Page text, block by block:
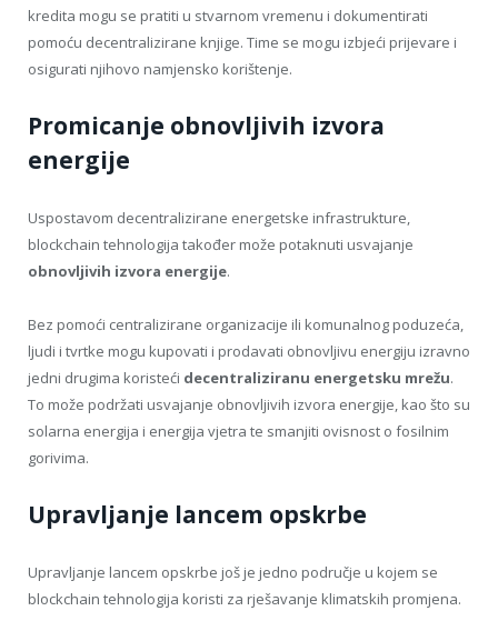
kredita mogu se pratiti u stvarnom vremenu i dokumentirati
pomoću decentralizirane knjige. Time se mogu izbjeći prijevare i
osigurati njihovo namjensko korištenje.
Promicanje obnovljivih izvora
energije
Uspostavom decentralizirane energetske infrastrukture,
blockchain tehnologija također može potaknuti usvajanje
obnovljivih izvora energije.
Bez pomoći centralizirane organizacije ili komunalnog poduzeća,
ljudi i tvrtke mogu kupovati i prodavati obnovljivu energiju izravno
jedni drugima koristeći decentraliziranu energetsku mrežu.
To može podržati usvajanje obnovljivih izvora energije, kao što su
solarna energija i energija vjetra te smanjiti ovisnost o fosilnim
gorivima.
Upravljanje lancem opskrbe
Upravljanje lancem opskrbe još je jedno područje u kojem se
blockchain tehnologija koristi za rješavanje klimatskih promjena.